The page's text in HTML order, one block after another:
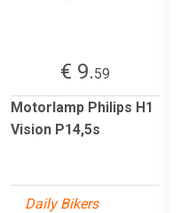
€ 9.59
Motorlamp Philips H1
Vision P14,5s
Daily Bikers